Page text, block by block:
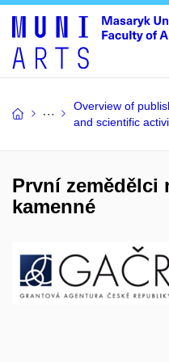
Overview of
and scientific
První zemědělci
kamenné